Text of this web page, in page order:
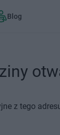
Blog
z tego